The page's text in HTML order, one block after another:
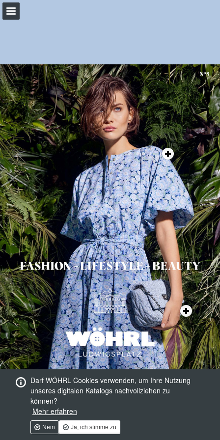
Darf WÖHRL Cookies verwenden, um Ihre Nutzung
unseres digitalen Katalogs nachvollziehen zu
können?
Mehr erfahren
Nein Ja, ich stimme zu
PDF herunterladen
Suchen
Datenschutzerklärung anzeigen
Publikation melden
Bereitgestellt von Publitas